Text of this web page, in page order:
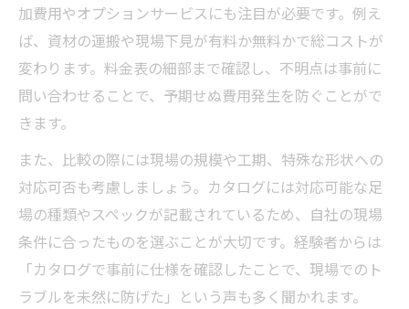
加費用やオプションサービスにも注目が必要です。例え
ば、資材の運搬や現場下見が有料か無料かで総コストが
変わります。料金表の細部まで確認し、不明点は事前に
問い合わせることで、予期せぬ費用発生を防ぐことがで
きます。
また、比較の際には現場の規模や工期、特殊な形状への
対応可否も考慮しましょう。カタログには対応可能な足
場の種類やスペックが記載されているため、自社の現場
条件に合ったものを選ぶことが大切です。経験者からは
「カタログで事前に仕様を確認したことで、現場でのト
ラブルを未然に防げた」という声も多く聞かれます。